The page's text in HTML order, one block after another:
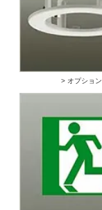
> オプション